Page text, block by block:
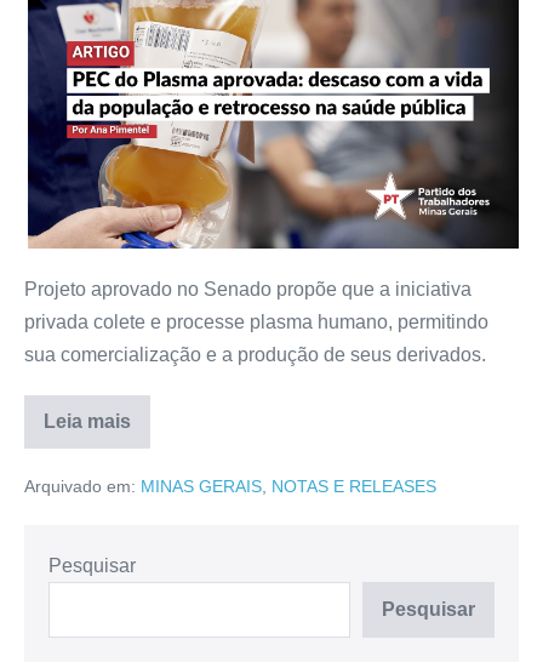
Projeto aprovado no Senado propõe que a iniciativa
privada colete e processe plasma humano, permitindo
sua comercialização e a produção de seus derivados.
Leia mais
Arquivado em: MINAS GERAIS NOTAS E RELEASES
Pesquisar
Pesquisar